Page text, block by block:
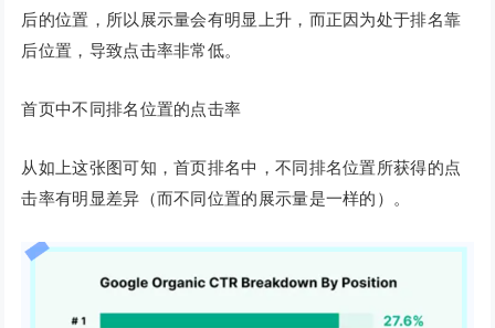
后的位置，所以展示量会有明显上升，而正因为处于排名靠
后位置，导致点击率非常低。
首页中不同排名位置的点击率
从如上这张图可知，首页排名中，不同排名位置所获得的点
击率有明显差异（而不同位置的展示量是一样的）。